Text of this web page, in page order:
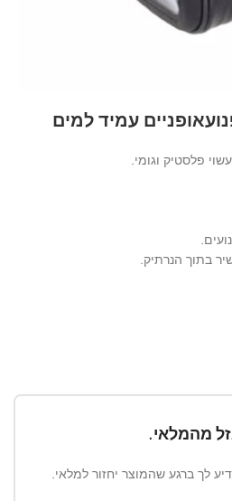
עמיד למים
פלסטיק וגומי.
בתוך הנרתיק.
מהמלאי.
לך ברגע שהמוצר יחזור למלאי.